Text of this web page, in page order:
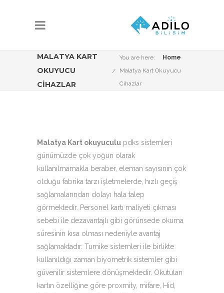
MALATYA KART
OKUYUCU
CIHAZLAR
You are here:
Home
Malatya Kart Okuyucu
Cihazlar
Malatya Kart okuyuculu pdks sistemleri
günümüzde çok yoğun olarak
kullanılmamakla beraber, eleman sayısının çok
olduğu fabrika tarzı işletmelerde, hızlı geçiş
sağlamalarından dolayı hala talep
görmektedir. Personel kartı maliyeti çıkması
sebebi ile dezavantajlı gibi görünsede okuma
süresinin kısa olması nedeniyle avantaj
sağlamaktadır. Turnike sistemleri ile birlikte
kullanıldığı zaman biyometrik sistemler gibi
güvenilir sistemlere dönüşmektedir. Okutulan
kartın özelliğine göre proxmity, mifare, Hid,